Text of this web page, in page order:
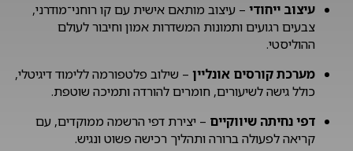
עיצוב ייחודי – עיצוב מותאם אישית עם קו רוחני־מודרני,
צבעים רגועים ותמונות המשדרות אמון וחיבור לעולם
ההוליסטי.
מערכת קורסים אונליין – שילוב פלטפורמה ללימוד דיגיטלי,
כולל גישה לשיעורים, חומרים להורדה ותמיכה שוטפת.
דפי נחיתה שיווקיים – יצירת דפי הרשמה ממוקדים, עם
קריאה לפעולה ברורה ותהליך רכישה פשוט ונגיש.